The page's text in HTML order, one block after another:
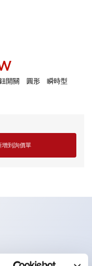
開關 圓形 瞬時型
增到詢價單